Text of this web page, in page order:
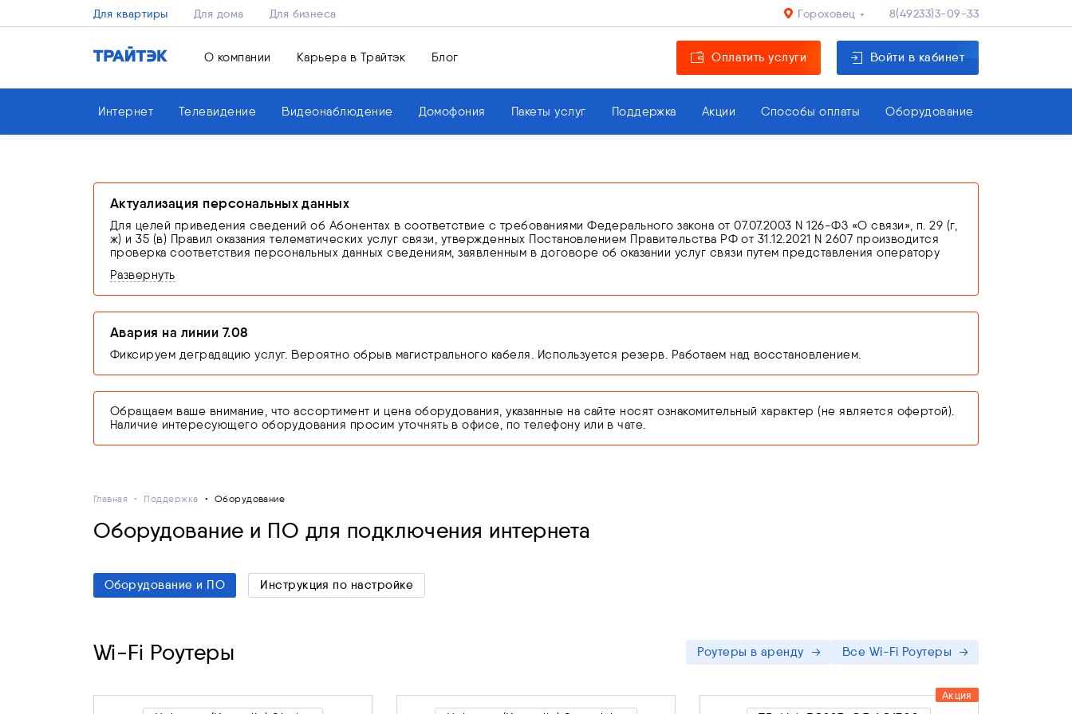
Для квартиры Для дома Для бизнеса Гороховец 8(49233)3-09-33
О компании Карьера в Трайтэк Блог Оплатить услуги Войти в кабинет
Интернет Телевидение Видеонаблюдение Домофония Пакеты услуг Поддержка Акции Способы оплаты Оборудование
Актуализация персональных данных
Для целей приведения сведений об Абонентах в соответствие с требованиями Федерального закона от 07.07.2003 N 126-ФЗ «О связи», п. 29 (г,
ж) и 35 (в) Правил оказания телематических услуг связи, утвержденных Постановлением Правительства РФ от 31.12.2021 N 2607 производится
проверка соответствия персональных данных сведениям, заявленным в договоре об оказании услуг связи путем представления оператору
В случае невыполнения абонентом обязанности по подтверждению сведений или предоставления недостоверных сведений, оператор связи
оставляет за собой право приостановить оказание услуг связи вплоть до устранения нарушений на основании п. 3 ст. 44 Федерального закона
Развернуть
Авария на линии 7.08
Фиксируем деградацию услуг. Вероятно обрыв магистрального кабеля. Используется резерв. Работаем над восстановлением.
Обращаем ваше внимание, что ассортимент и цена оборудования, указанные на сайте носят ознакомительный характер (не является офертой).
Наличие интересующего оборудования просим уточнять в офисе, по телефону или в чате.
Главная Поддержка Оборудование
Оборудование и ПО для подключения интернета
Оборудование и ПО Инструкция по настройке
Wi-Fi Роутеры Роутеры в аренду Все Wi-Fi Роутеры
Акция
Акция